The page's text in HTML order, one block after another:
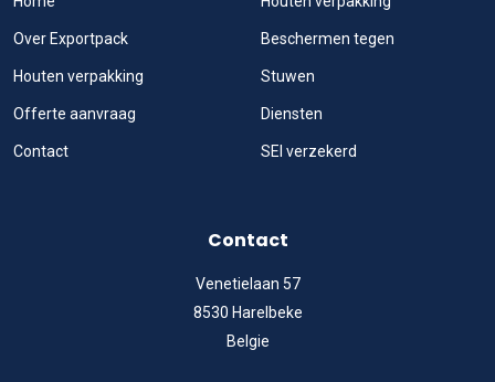
Over Exportpack
Houten verpakking
Offerte aanvraag
Contact
Beschermen tegen
Stuwen
Diensten
SEI verzekerd
Contact
Venetielaan 57
8530 Harelbeke
Belgie